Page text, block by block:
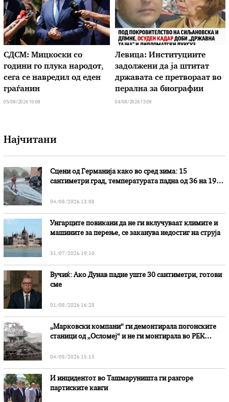
СДСМ: Мицкоски со
години го плука народот,
сега се навредил од еден
граѓанин
05/08/2026 10:08
Левица: Институциите
задолжени да ја штитат
државата се претвораат во
перална за биографии
04/08/2026 15:08
Најчитани
Сцени од Германија како во сред зима: 15
сантиметри град, температурата падна од 36 на 19
04/08/2026 13:08
Унгарците повикани да не ги вклучуваат климите и
машините за перење, се заканува недостиг на струја
31/07/2026 19:10
Вучиќ: Ако Дунав падне уште 30 сантиметри, готови
сме
01/08/2026 16:28
„Марковски компани“ ги демонтирала погонските
станици од „Осломеј“ и не ги монтирала во РЕК
04/08/2026 15:15
И инцидентот во Ташмаруништa ги разгоре
партиските кавги